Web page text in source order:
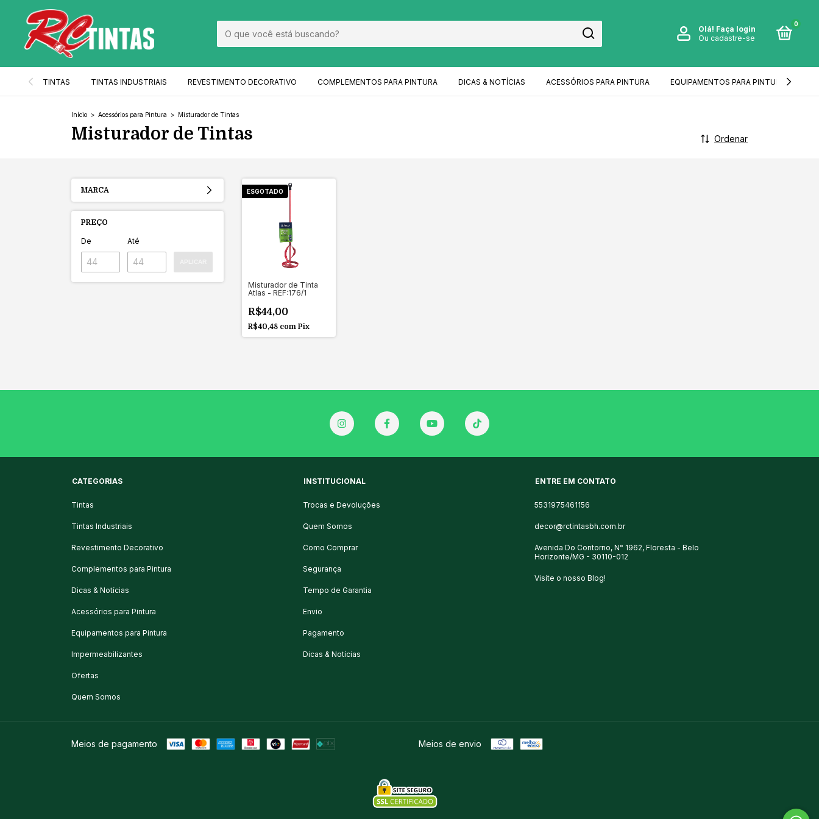
Olá! Faça login
Ou cadastre-se
0
TINTAS TINTAS INDUSTRIAIS REVESTIMENTO DECORATIVO COMPLEMENTOS PARA PINTURA DICAS & NOTÍCIAS ACESSÓRIOS PARA PINTURA EQUIPAMENTOS PARA PINTURA
Início > Acessórios para Pintura > Misturador de Tintas
Misturador de Tintas Ordenar
MARCA
PREÇO
De Até
ESGOTADO
Misturador de Tinta
Atlas - REF:176/1
R$44,00
R$40,48 com Pix
CATEGORIAS
Tintas
Tintas Industriais
Revestimento Decorativo
Complementos para Pintura
Dicas & Notícias
Acessórios para Pintura
Equipamentos para Pintura
Impermeabilizantes
Ofertas
Quem Somos
INSTITUCIONAL
Trocas e Devoluções
Quem Somos
Como Comprar
Segurança
Tempo de Garantia
Envio
Pagamento
Dicas & Notícias
ENTRE EM CONTATO
5531975461156
decor@rctintasbh.com.br
Avenida Do Contorno, N° 1962, Floresta - Belo
Horizonte/MG - 30110-012
Visite o nosso Blog!
Meios de pagamento Meios de envio